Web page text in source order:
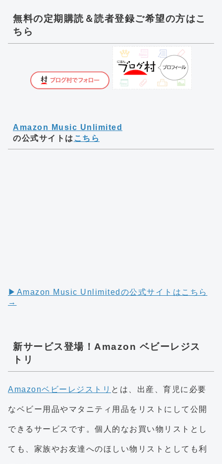
無料の定期購読＆読者登録ご希望の方はこ
ちら
Amazon Music Unlimited
の公式サイトは こちら
▶︎Amazon Music Unlimitedの公式サイトはこちら
→
新サービス登場！Amazon ベビーレジス
トリ
Amazonベビーレジストリ とは、出産、育児に必要
なベビー用品やマタニティ用品をリストにして公開
できるサービスです。個人的なお買い物リストとし
ても、家族やお友達へのほしい物リストとしても利